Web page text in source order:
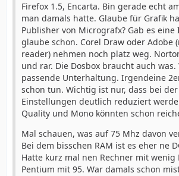
Firefox 1.5, Encarta. Bin gerade echt
man damals hatte. Glaube für Grafik
Publisher von Micrografx? Gab es
glaube schon. Corel Draw oder Adobe
reader) nehmen noch platz weg.
und rar. Die Dosbox braucht auch
passende Unterhaltung. Irgendeine
schon tun. Wichtig ist nur, dass bei der
Einstellungen deutlich reduziert
Quality und Mono könnten schon
Mal schauen, was auf 75 Mhz davon
Bei dem bisschen RAM ist es eher ne
Hatte kurz mal nen Rechner mit wenig
Pentium mit 95. War damals schon